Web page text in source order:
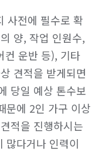
사전에 필수로 확
양, 작업 인원수,
컨 운반 등), 기타
견적을 받게되면
당일 예상 톤수보
문에 2인 가구 이상
적을 진행하시는
많다거나 인력이